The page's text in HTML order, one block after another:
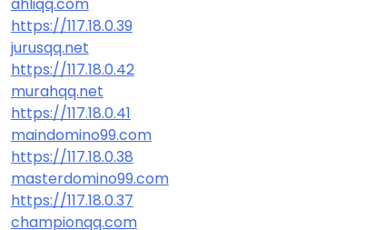
https://117.18.0.39
jurusqq.net
https://117.18.0.42
murahqq.net
https://117.18.0.41
maindomino99.com
https://117.18.0.38
masterdomino99.com
https://117.18.0.37
championqq.com